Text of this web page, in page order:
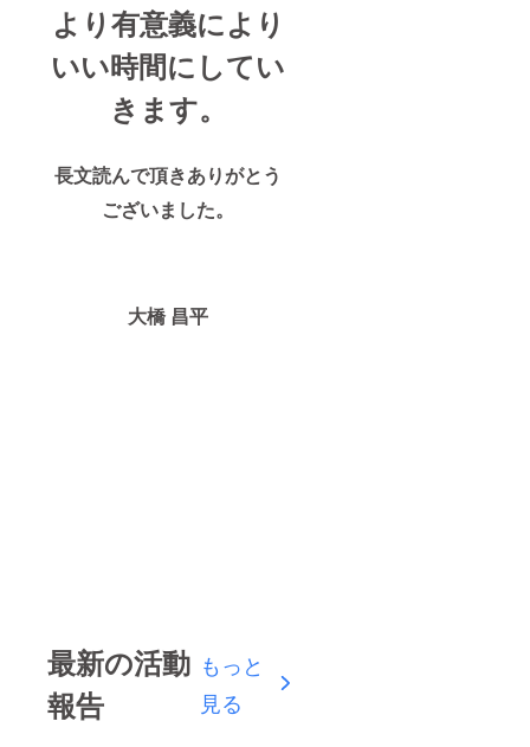
より有意義により
いい時間にしてい
きます。
長文読んで頂きありがとう
ございました。
大橋 昌平
最新の活動
報告
もっと
見る